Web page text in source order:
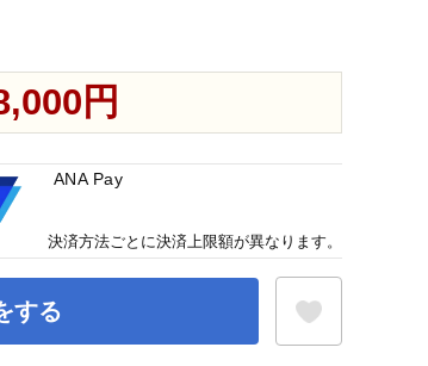
円
する
ANA Pay
決済方法ごとに決済上限額が異なります。